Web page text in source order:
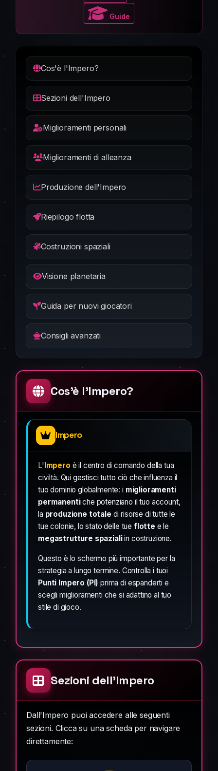
Guide
Cos'è l'Impero?
Sezioni dell'Impero
Miglioramenti personali
Miglioramenti di alleanza
Produzione dell'Impero
Riepilogo flotta
Costruzioni spaziali
Visione planetaria
Guida per nuovi giocatori
Consigli avanzati
Cos'è l'Impero?
Impero
L'Impero è il centro di comando della tua
civiltà. Qui gestisci tutto ciò che influenza il
tuo dominio globalmente: i miglioramenti
permanentiche potenziano il tuo account,
la produzione totale di risorse di tutte le
tue colonie, lo stato delle tue flotte e le
megastrutture spazialiin costruzione.
Questo è lo schermo più importante per la
strategia a lungo termine. Controlla i tuoi
Punti Impero (PI) prima di espanderti e
scegli miglioramenti che si adattino al tuo
stile di gioco.
Sezioni dell'Impero
Dall'Impero puoi accedere alle seguenti
sezioni. Clicca su una scheda per navigare
direttamente: